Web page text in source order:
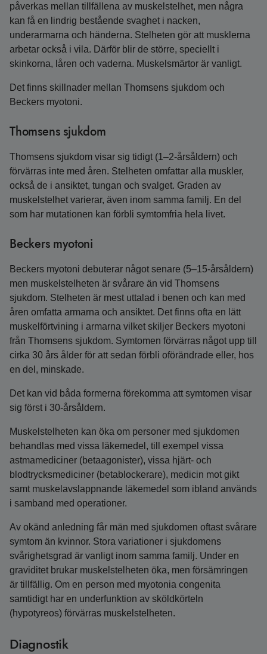
påverkas mellan tillfällena av muskelstelhet, men några
kan få en lindrig bestående svaghet i nacken,
underarmarna och händerna. Stelheten gör att musklerna
arbetar också i vila. Därför blir de större, speciellt i
skinkorna, låren och vaderna. Muskelsmärtor är vanligt.
Det finns skillnader mellan Thomsens sjukdom och
Beckers myotoni.
Thomsens sjukdom
Thomsens sjukdom visar sig tidigt (1–2-årsåldern) och
förvärras inte med åren. Stelheten omfattar alla muskler,
också de i ansiktet, tungan och svalget. Graden av
muskelstelhet varierar, även inom samma familj. En del
som har mutationen kan förbli symtomfria hela livet.
Beckers myotoni
Beckers myotoni debuterar något senare (5–15-årsåldern)
men muskelstelheten är svårare än vid Thomsens
sjukdom. Stelheten är mest uttalad i benen och kan med
åren omfatta armarna och ansiktet. Det finns ofta en lätt
muskelförtvining i armarna vilket skiljer Beckers myotoni
från Thomsens sjukdom. Symtomen förvärras något upp till
cirka 30 års ålder för att sedan förbli oförändrade eller, hos
en del, minskade.
Det kan vid båda formerna förekomma att symtomen visar
sig först i 30-årsåldern.
Muskelstelheten kan öka om personer med sjukdomen
behandlas med vissa läkemedel, till exempel vissa
astmamediciner (betaagonister), vissa hjärt- och
blodtrycksmediciner (betablockerare), medicin mot gikt
samt muskelavslappnande läkemedel som ibland används
i samband med operationer.
Av okänd anledning får män med sjukdomen oftast svårare
symtom än kvinnor. Stora variationer i sjukdomens
svårighetsgrad är vanligt inom samma familj. Under en
graviditet brukar muskelstelheten öka, men försämringen
är tillfällig. Om en person med myotonia congenita
samtidigt har en underfunktion av sköldkörteln
(hypotyreos) förvärras muskelstelheten.
Diagnostik